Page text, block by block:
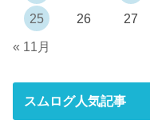
25
26 27
« 11月
スムログ人気記事